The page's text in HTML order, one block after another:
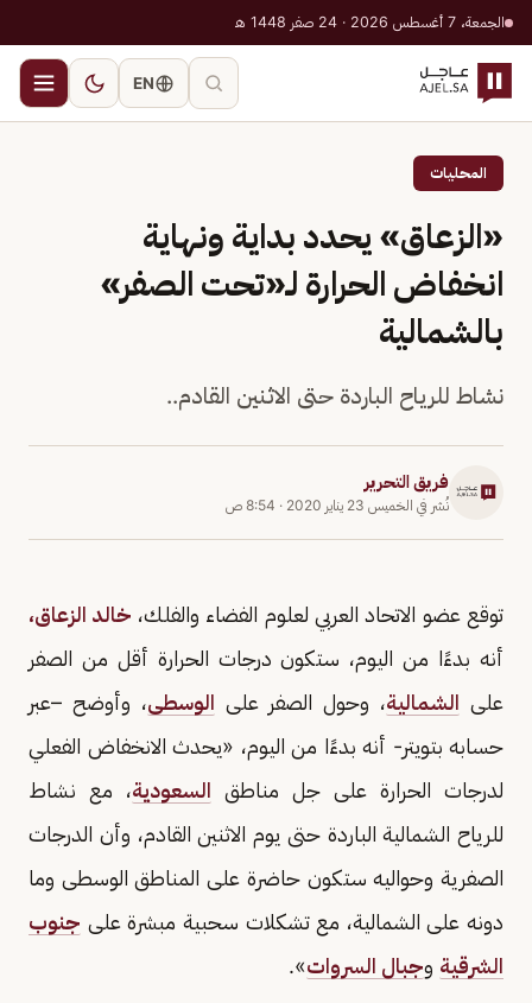
الجمعة، 7 أغسطس 2026 · 24 صفر 1448 هـ
EN
المحليات
«الزعاق» يحدد بداية ونهاية
انخفاض الحرارة لـ«تحت الصفر»
بالشمالية
نشاط للرياح الباردة حتى الاثنين القادم..
فريق التحرير
نُشر في الخميس 23 يناير 2020 · 8:54 ص
توقع عضو الاتحاد العربي لعلوم الفضاء والفلك، خالد الزعاق،
أنه بدءًا من اليوم، ستكون درجات الحرارة أقل من الصفر
على الشمالية، وحول الصفر على الوسطى، وأوضح –عبر
حسابه بتويتر- أنه بدءًا من اليوم، «يحدث الانخفاض الفعلي
لدرجات الحرارة على جل مناطق السعودية، مع نشاط
للرياح الشمالية الباردة حتى يوم الاثنين القادم، وأن الدرجات
الصفرية وحواليه ستكون حاضرة على المناطق الوسطى وما
دونه على الشمالية، مع تشكلات سحبية مبشرة على جنوب
الشرقية وجبال السروات».